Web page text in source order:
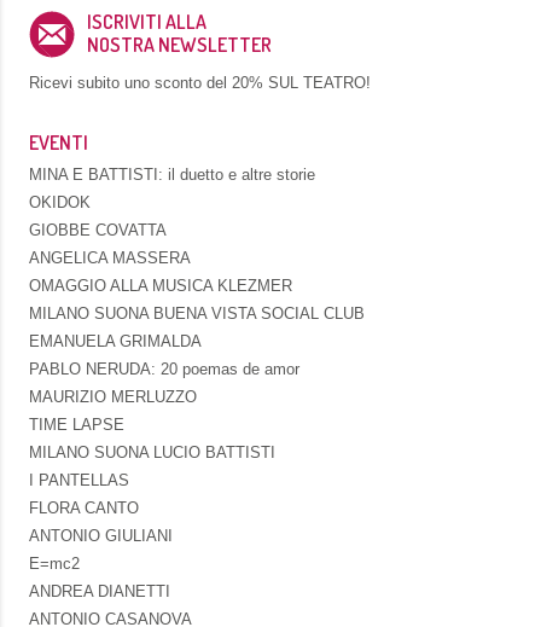
ISCRIVITI ALLA
NOSTRA NEWSLETTER
Ricevi subito uno sconto del 20% SUL TEATRO!
EVENTI
MINA E BATTISTI: il duetto e altre storie
OKIDOK
GIOBBE COVATTA
ANGELICA MASSERA
OMAGGIO ALLA MUSICA KLEZMER
MILANO SUONA BUENA VISTA SOCIAL CLUB
EMANUELA GRIMALDA
PABLO NERUDA: 20 poemas de amor
MAURIZIO MERLUZZO
TIME LAPSE
MILANO SUONA LUCIO BATTISTI
I PANTELLAS
FLORA CANTO
ANTONIO GIULIANI
E=mc2
ANDREA DIANETTI
ANTONIO CASANOVA